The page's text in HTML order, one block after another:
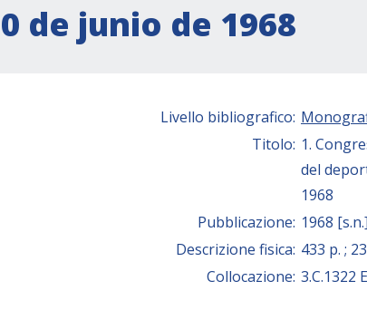
de junio de 1968
Livello bibliografico:
Titolo: 1.
del
1968
Pubblicazione: 1968 [s.n.]
Descrizione fisica: 433 p. ;
Collocazione: 3.C.1322